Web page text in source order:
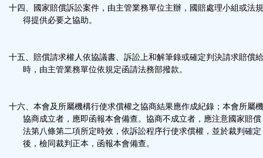
十四、國家賠償訴訟案件，由主管業務單位主辦，國賠處理小組或法
得提供必要之協助。
十五、賠償請求權人依協議書、訴訟上和解筆錄或確定判決請求賠償
時，由主管業務單位依規定函請法務部撥款。
十六、本會及所屬機構行使求償權之協商結果應作成紀錄；本會所屬
協商成立者，應即函報本會備查。協商不成立者，應注意國家賠償
法第八條第二項所定時效，依訴訟程序行使求償權，並於裁判確定
後，檢同裁判正本，函報本會備查。